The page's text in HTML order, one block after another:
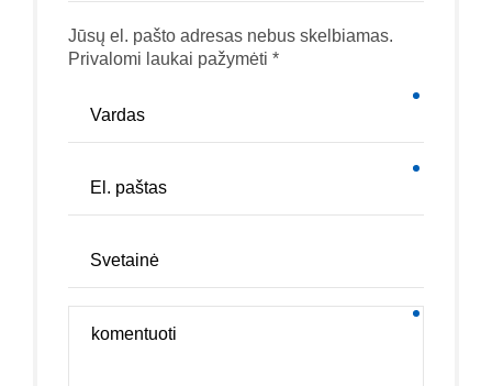
Jūsų el. pašto adresas nebus skelbiamas.
Privalomi laukai pažymėti *